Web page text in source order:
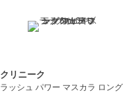
クリニーク
ラッシュ パワー マスカラ ロング